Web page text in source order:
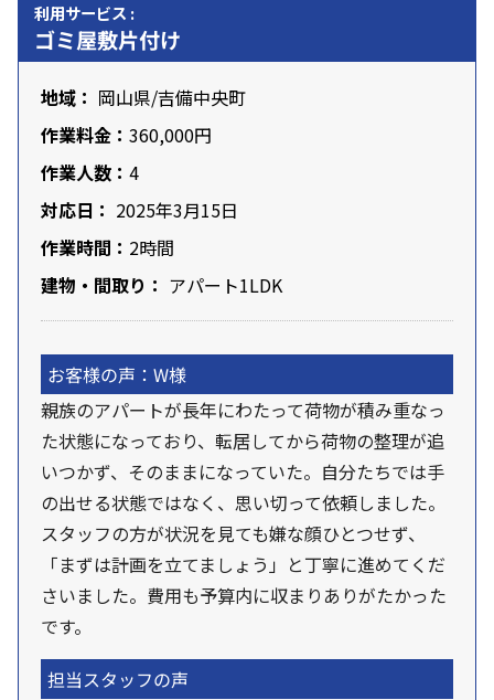
利用サービス :
ゴミ屋敷片付け
地域： 岡山県/吉備中央町
作業料金： 360,000円
作業人数： 4
対応日： 2025年3月15日
作業時間： 2時間
建物・間取り： アパート1LDK
お客様の声：W様
親族のアパートが長年にわたって荷物が積み重なっ
た状態になっており、転居してから荷物の整理が追
いつかず、そのままになっていた。自分たちでは手
の出せる状態ではなく、思い切って依頼しました。
スタッフの方が状況を見ても嫌な顔ひとつせず、
「まずは計画を立てましょう」と丁寧に進めてくだ
さいました。費用も予算内に収まりありがたかった
です。
担当スタッフの声